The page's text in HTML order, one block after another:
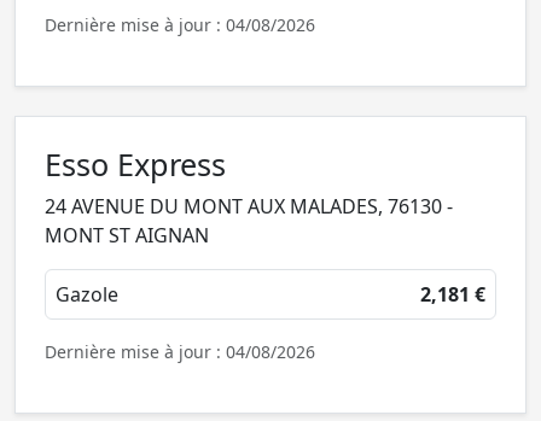
Dernière mise à jour : 04/08/2026
Esso Express
24 AVENUE DU MONT AUX MALADES, 76130 -
MONT ST AIGNAN
Gazole 2,181 €
Dernière mise à jour : 04/08/2026